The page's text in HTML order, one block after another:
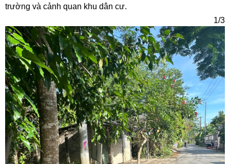
trường và cảnh quan khu dân cư.
1/3